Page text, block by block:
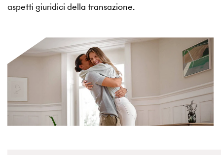
aspetti giuridici della transazione.